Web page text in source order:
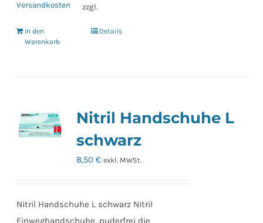
zzgl.
Versandkosten
In den
Warenkorb
Details
Nitril Handschuhe L
schwarz
8,50€ exkl. MWSt.
Nitril Handschuhe L schwarz Nitril
Einweghandschuhe, puderfrei die